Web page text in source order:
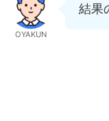
OYAKUN
結果